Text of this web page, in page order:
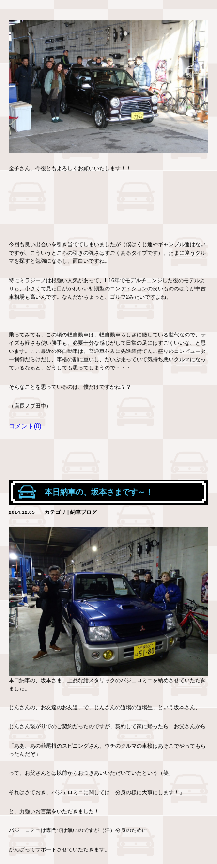
金子さん、今後ともよろしくお願いいたします！！
今回も良い出会いを引き当ててしまいましたが（僕はくじ運やギャンブル運はない
ですが、こういうところの引きの強さはすごくあるタイプです）、たまに違うクル
マを探すと勉強になるし、面白いですね。
特にミラジーノは根強い人気があって、H16年でモデルチェンジした後のモデルよ
りも、小さくて見た目がかわいい初期型のコンディションの良いもののほうが中古
車相場も高いんです。なんだかちょっと、ゴルフ2みたいですよね。
乗ってみても、この頃の軽自動車は、軽自動車らしさに徹している世代なので、サ
イズも軽さも使い勝手も、必要十分な感じがして日常の足にはすごくいいな、と思
います。ここ最近の軽自動車は、普通車並みに先進装備てんこ盛りのコンピュータ
ー制御だらけだし、車格の割に重いし、だいぶ乗っていて気持ち悪いクルマになっ
ているなぁと、どうしても思ってしまうので・・・
そんなことを思っているのは、僕だけですかね？？
（店長ノブ田中）
コメント(0)
本日納車の、坂本さまです～！
2014.12.05 カテゴリ | 納車ブログ
本日納車の、坂本さま、上品な紺メタリックのパジェロミニを納めさせていただき
ました。
じんさんの、お友達のお友達、で、じんさんの道場の道場生、という坂本さん、
じんさん繋がりでのご契約だったのですが、契約して家に帰ったら、お父さんから
「ああ、あの韮尾根のスピニングさん、ウチのクルマの車検はあそこでやってもら
ったんだぞ」
って、お父さんとは以前からおつきあいいただいていたという（笑）
それはさておき、パジェロミニに関しては「分身の様に大事にします！」
と、力強いお言葉をいただきました！
パジェロミニは専門では無いのですが（汗）分身のために
がんばってサポートさせていただきます。